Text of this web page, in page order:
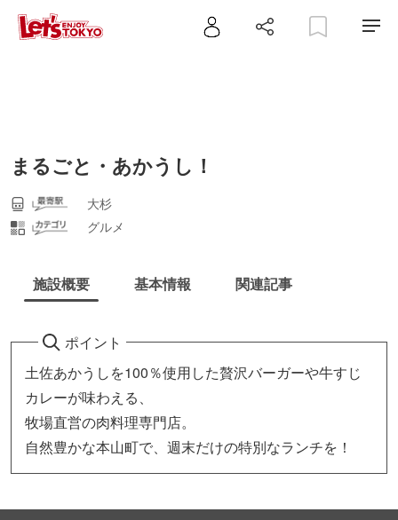
まるごと・あかうし！
大杉
グルメ
施設概要 基本情報 関連記事
ポイント
土佐あかうしを100％使用した贅沢バーガーや牛すじ
カレーが味わえる、
牧場直営の肉料理専門店。
自然豊かな本山町で、週末だけの特別なランチを！